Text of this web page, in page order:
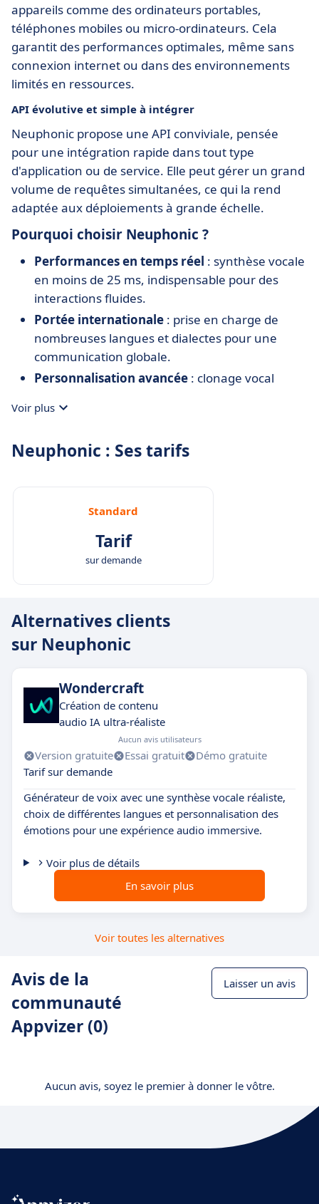
appareils comme des ordinateurs portables,
téléphones mobiles ou micro-ordinateurs. Cela
garantit des performances optimales, même sans
connexion internet ou dans des environnements
limités en ressources.
API évolutive et simple à intégrer
Neuphonic propose une API conviviale, pensée
pour une intégration rapide dans tout type
d'application ou de service. Elle peut gérer un grand
volume de requêtes simultanées, ce qui la rend
adaptée aux déploiements à grande échelle.
Pourquoi choisir Neuphonic ?
Performances en temps réel : synthèse vocale
en moins de 25 ms, indispensable pour des
interactions fluides.
Portée internationale : prise en charge de
nombreuses langues et dialectes pour une
communication globale.
Personnalisation avancée : clonage vocal
uniques.
les modèles localement, sans dépendance au
pour les besoins des grandes entreprises.
Voir plus
Neuphonic : Ses tarifs
Standard
Tarif
sur demande
Alternatives clients
sur Neuphonic
Wondercraft
Création de contenu
audio IA ultra-réaliste
Aucun avis utilisateurs
Version gratuite Essai gratuit
Démo gratuite
Tarif sur demande
Générateur de voix avec une synthèse vocale réaliste,
choix de différentes langues et personnalisation des
émotions pour une expérience audio immersive.
Voir plus de détails
En savoir plus
Voir toutes les alternatives
Avis de la
communauté
Appvizer (0)
Laisser un avis
Aucun avis, soyez le premier à donner le vôtre.